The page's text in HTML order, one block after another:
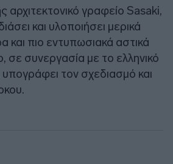
αρχιτεκτονικό γραφείο Sasaki,
και υλοποιήσει μερικά
και πιο εντυπωσιακά αστικά
σε συνεργασία με το ελληνικό
τον σχεδιασμό και